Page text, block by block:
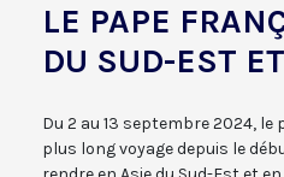
LE PAPE
DU SUD-EST
Du 2 au 13 septembre 2024,
plus long voyage depuis le